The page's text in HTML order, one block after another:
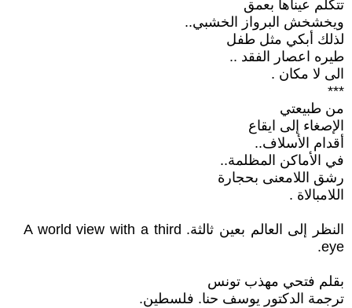
تتكلم عيناها بعمق
ويخشخش البرواز الخشبي..
لذلك أبكي مثل طفل
طيره اعصار الفقد ..
الى لا مكان .
***
من طبيعتي
الإصغاء إلى ايقاع
أقدام الأسلاف..
في الأماكن المظلمة..
رشق اللامعنى بحجارة
اللامبالاة .
النظر إلى العالم بعين ثالثة. A world view with a third
eye.
بقلم فتحي مهذب تونس
ترجمة الدكتور يوسف حنا. فلسطين.